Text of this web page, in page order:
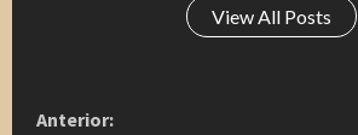
View All Posts
S
Anterior: